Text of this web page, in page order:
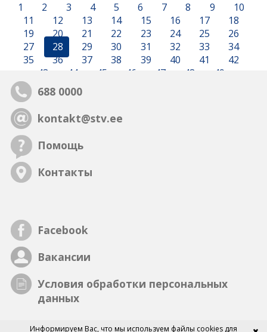
1 2 3 4 5 6 7 8 9
10
11
12 13 14 15 16 17
18
19
20 21 22 23 24 25
26
27
28 29 30 31 32 33
34
35
36 37 38 39 40 41
42
43
44 45 46 47 48 49
688 0000
kontakt@stv.ee
Помощь
Контакты
Facebook
Вакансии
Условия обработки персональных
данных
Информируем Вас, что мы используем файлы cookies для